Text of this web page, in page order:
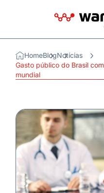
HomeBlogNotícias
Gasto público do Brasil
mundial